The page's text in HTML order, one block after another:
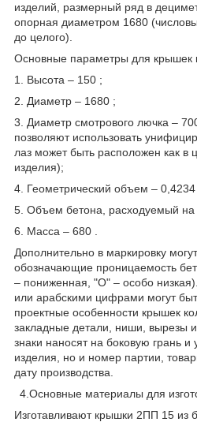
изделий, размерный ряд в
опорная диаметром 1680
до целого).
Основные параметры для крышек
1. Высота – 150 ;
2. Диаметр – 1680 ;
3. Диаметр смотрового лючка –
позволяют использовать
лаз может быть расположен как в
изделия);
4. Геометрический объем – 0,4234
5. Объем бетона, расходуемый на
6. Масса – 680 .
Дополнительно в маркировку
обозначающие проницаемость
– пониженная, "О" – особо
или арабскими цифрами могут
проектные особенности крышек
закладные детали, ниши, вырезы
знаки наносят на боковую грань и
изделия, но и номер партии,
дату производства.
4.Основные материалы для
Изготавливают крышки 2ПП 15 из